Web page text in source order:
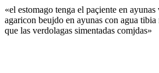
«el estomago tenga el paçiente en
agaricon beujdo en ayunas con agua
que las verdolagas simentadas comjdas»